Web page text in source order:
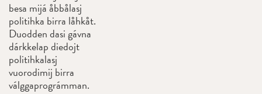
besa mijá åbbålasj
politihka birra låhkåt.
Duodden dasi gávna
dárkkelap diedojt
politihkalasj
vuorodimij birra
válggaprográmman.